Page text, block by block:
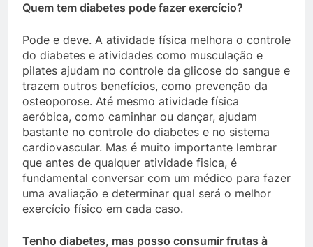
Quem tem diabetes pode fazer exercício?
Pode e deve. A atividade física melhora o controle
do diabetes e atividades como musculação e
pilates ajudam no controle da glicose do sangue e
trazem outros benefícios, como prevenção da
osteoporose. Até mesmo atividade física
aeróbica, como caminhar ou dançar, ajudam
bastante no controle do diabetes e no sistema
cardiovascular. Mas é muito importante lembrar
que antes de qualquer atividade fisica, é
fundamental conversar com um médico para fazer
uma avaliação e determinar qual será o melhor
exercício físico em cada caso.
Tenho diabetes, mas posso consumir frutas à